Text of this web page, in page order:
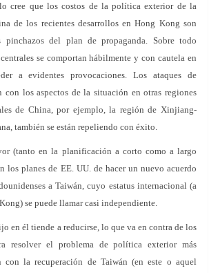
cree que los costos de la política exterior de la
de los recientes desarrollos en Hong Kong son
pinchazos del plan de propaganda. Sobre todo
se comportan hábilmente y con cautela en
a evidentes provocaciones. Los ataques de
con los aspectos de la situación en otras regiones
de China, por ejemplo, la región de Xinjiang-
también se están repeliendo con éxito.
(tanto en la planificación a corto como a largo
los planes de EE. UU. de hacer un nuevo acuerdo
a Taiwán, cuyo estatus internacional (a
se puede llamar casi independiente.
en él tiende a reducirse, lo que va en contra de los
resolver el problema de política exterior más
con la recuperación de Taiwán (en este o aquel